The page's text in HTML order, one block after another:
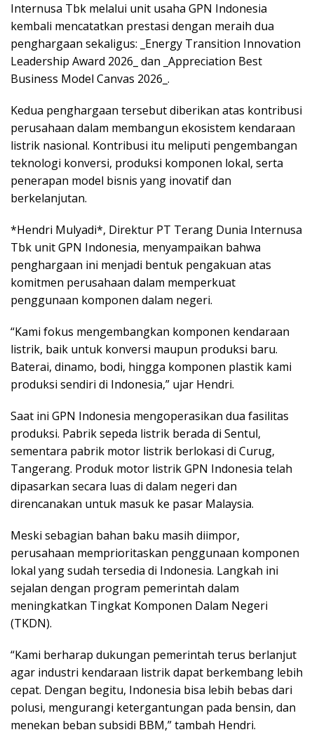
Internusa Tbk melalui unit usaha GPN Indonesia
kembali mencatatkan prestasi dengan meraih dua
penghargaan sekaligus: _Energy Transition Innovation
Leadership Award 2026_ dan _Appreciation Best
Business Model Canvas 2026_.
Kedua penghargaan tersebut diberikan atas kontribusi
perusahaan dalam membangun ekosistem kendaraan
listrik nasional. Kontribusi itu meliputi pengembangan
teknologi konversi, produksi komponen lokal, serta
penerapan model bisnis yang inovatif dan
berkelanjutan.
*Hendri Mulyadi*, Direktur PT Terang Dunia Internusa
Tbk unit GPN Indonesia, menyampaikan bahwa
penghargaan ini menjadi bentuk pengakuan atas
komitmen perusahaan dalam memperkuat
penggunaan komponen dalam negeri.
“Kami fokus mengembangkan komponen kendaraan
listrik, baik untuk konversi maupun produksi baru.
Baterai, dinamo, bodi, hingga komponen plastik kami
produksi sendiri di Indonesia,” ujar Hendri.
Saat ini GPN Indonesia mengoperasikan dua fasilitas
produksi. Pabrik sepeda listrik berada di Sentul,
sementara pabrik motor listrik berlokasi di Curug,
Tangerang. Produk motor listrik GPN Indonesia telah
dipasarkan secara luas di dalam negeri dan
direncanakan untuk masuk ke pasar Malaysia.
Meski sebagian bahan baku masih diimpor,
perusahaan memprioritaskan penggunaan komponen
lokal yang sudah tersedia di Indonesia. Langkah ini
sejalan dengan program pemerintah dalam
meningkatkan Tingkat Komponen Dalam Negeri
(TKDN).
“Kami berharap dukungan pemerintah terus berlanjut
agar industri kendaraan listrik dapat berkembang lebih
cepat. Dengan begitu, Indonesia bisa lebih bebas dari
polusi, mengurangi ketergantungan pada bensin, dan
menekan beban subsidi BBM,” tambah Hendri.